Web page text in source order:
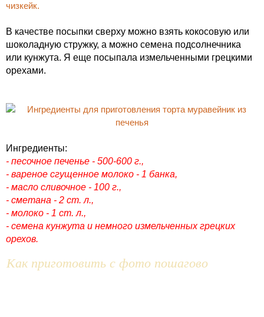
чизкейк.
В качестве посыпки сверху можно взять кокосовую или
шоколадную стружку, а можно семена подсолнечника
или кунжута. Я еще посыпала измельченными грецкими
орехами.
Ингредиенты:
- песочное печенье - 500-600 г.,
- вареное сгущенное молоко - 1 банка,
- масло сливочное - 100 г.,
- сметана - 2 ст. л.,
- молоко - 1 ст. л.,
- семена кунжута и немного измельченных грецких
орехов.
Как приготовить с фото пошагово